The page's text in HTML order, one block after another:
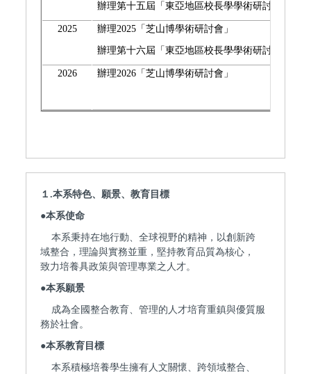
辦理第十五屆「東亞地區校長學學術研討會」
2025 辦理2025「芝山博學術研討會」
辦理第十六屆「東亞地區校長學學術研討會」
2026 辦理2026「芝山博學術研討會」
１.本系特色、願景、教育目標
●本系使命
本系秉持在地行動、全球視野的精神，以創新跨
域整合，理論與實務並重，堅持教育品質為核心，
致力培養具政策與管理專業之人才。
●本系願景
成為全國整合教育、管理的人才培育重鎮與優質服
務於社會。
●本系教育目標
本系積極培養學生擁有人文關懷、跨領域整合、